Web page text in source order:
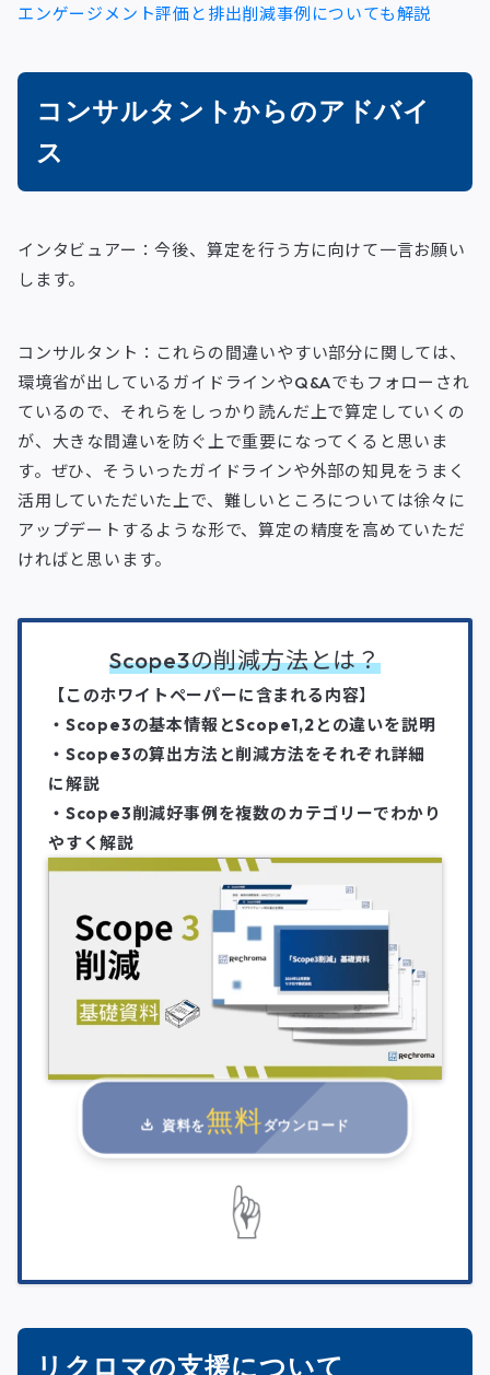
エンゲージメント評価と排出削減事例についても解説
コンサルタントからのアドバイ
ス
インタビュアー：今後、算定を行う方に向けて一言お願い
します。
コンサルタント：これらの間違いやすい部分に関しては、
環境省が出しているガイドラインやQ&Aでもフォローされ
ているので、それらをしっかり読んだ上で算定していくの
が、大きな間違いを防ぐ上で重要になってくると思いま
す。ぜひ、そういったガイドラインや外部の知見をうまく
活用していただいた上で、難しいところについては徐々に
アップデートするような形で、算定の精度を高めていただ
ければと思います。
Scope3の削減方法とは？
【このホワイトペーパーに含まれる内容】
・Scope3の基本情報とScope1,2との違いを説明
・Scope3の算出方法と削減方法をそれぞれ詳細
に解説
・Scope3削減好事例を複数のカテゴリーでわかり
やすく解説
資料を無料 ダウンロード
☝
リクロマの支援について